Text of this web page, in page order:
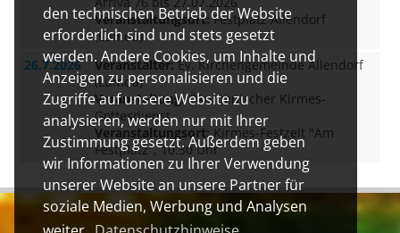
den technischen Betrieb der Website
erforderlich sind und stets gesetzt
werden. Andere Cookies, um Inhalte und
Anzeigen zu personalisieren und die
Zugriffe auf unsere Website zu
analysieren, werden nur mit Ihrer
Zustimmung gesetzt. Außerdem geben
wir Informationen zu Ihrer Verwendung
unserer Website an unsere Partner für
soziale Medien, Werbung und Analysen
Veranstaltungsort:Festplatz Allendorf
(Lumda)
26.7.2026
Veranstalter:Ev. Kirchengemeinde Allendorf
(Lumda)
Veranstaltung:Ökumenischer Kirmes-
Gottesdienst
Veranstaltungsort:Kirmes-Festzelt "Am
Festplatz", 10:30 Uhr